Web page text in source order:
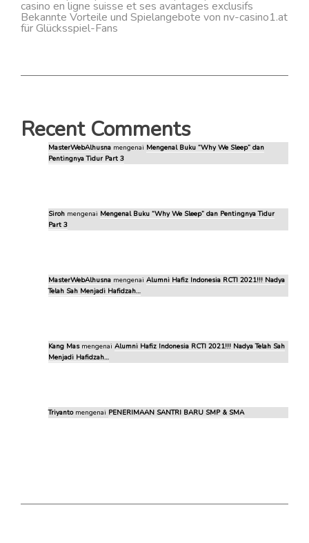
casino en ligne suisse et ses avantages exclusifs
Bekannte Vorteile und Spielangebote von nv-casino1.at
für Glücksspiel-Fans
Recent Comments
MasterWebAlhusna mengenai Mengenal Buku “Why We Sleep” dan
Pentingnya Tidur Part 3
Siroh mengenai Mengenal Buku “Why We Sleep” dan Pentingnya Tidur
Part 3
MasterWebAlhusna mengenai Alumni Hafiz Indonesia RCTI 2021!!! Nadya
Telah Sah Menjadi Hafidzah…
Kang Masmengenai Alumni Hafiz Indonesia RCTI 2021!!! Nadya Telah Sah
Menjadi Hafidzah…
Triyantomengenai PENERIMAAN SANTRI BARU SMP & SMA